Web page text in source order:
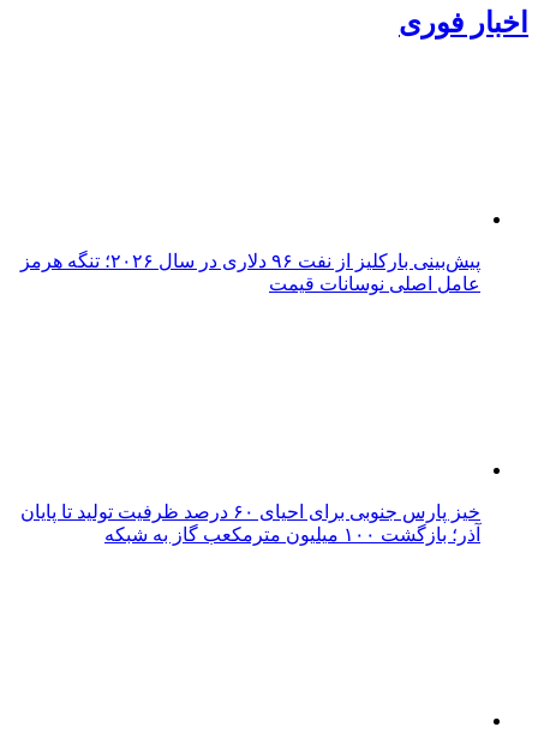
اخبار فوری
پیش‌بینی بارکلیز از نفت ۹۶ دلاری در سال ۲۰۲۶؛ تنگه هرمز
عامل اصلی نوسانات قیمت
خیز پارس جنوبی برای احیای ۶۰ درصد ظرفیت تولید تا پایان
آذر؛ بازگشت ۱۰۰ میلیون مترمکعب گاز به شبکه